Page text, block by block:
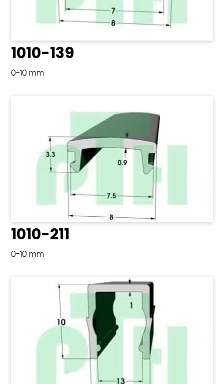
1010-139
0-10 mm
1010-211
0-10 mm